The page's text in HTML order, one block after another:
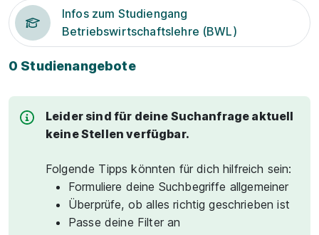
Infos zum Studiengang
Betriebswirtschaftslehre (BWL)
0 Studienangebote
Leider sind für deine Suchanfrage aktuell
keine Stellen verfügbar.
Folgende Tipps könnten für dich hilfreich sein:
Formuliere deine Suchbegriffe allgemeiner
Überprüfe, ob alles richtig geschrieben ist
Passe deine Filter an